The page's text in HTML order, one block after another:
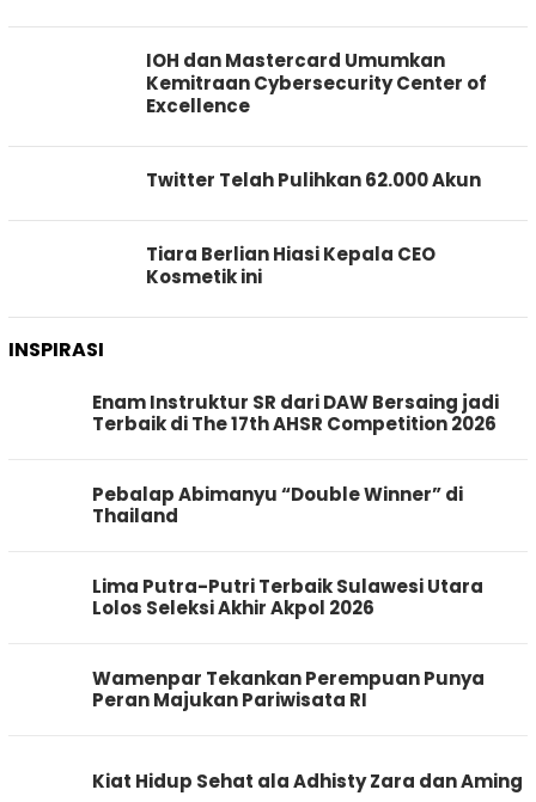
IOH dan Mastercard Umumkan
Kemitraan Cybersecurity Center of
Excellence
Twitter Telah Pulihkan 62.000 Akun
Tiara Berlian Hiasi Kepala CEO
Kosmetik ini
INSPIRASI
Enam Instruktur SR dari DAW Bersaing jadi
Terbaik di The 17th AHSR Competition 2026
Pebalap Abimanyu “Double Winner” di
Thailand
Lima Putra-Putri Terbaik Sulawesi Utara
Lolos Seleksi Akhir Akpol 2026
Wamenpar Tekankan Perempuan Punya
Peran Majukan Pariwisata RI
Kiat Hidup Sehat ala Adhisty Zara dan Aming